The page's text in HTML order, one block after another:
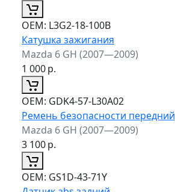
ОЕМ: L3G2-18-100B
Катушка зажигания
Mazda 6 GH (2007—2009)
1 000р.
ОЕМ: GDK4-57-L30A02
Ремень безопасности передний
Mazda 6 GH (2007—2009)
3 100р.
ОЕМ: GS1D-43-71Y